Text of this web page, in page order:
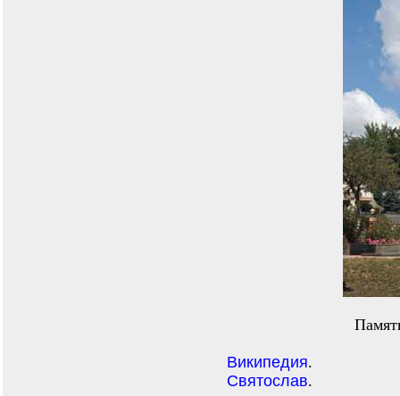
Википедия.
Святослав.